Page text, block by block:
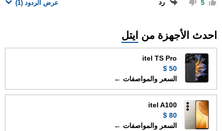
5 رد عرض الردود (1)
احدث الأجهزة من ايتل
itel TS Pro
50 $
السعر والمواصفات ←
itel A100
80 $
السعر والمواصفات ←